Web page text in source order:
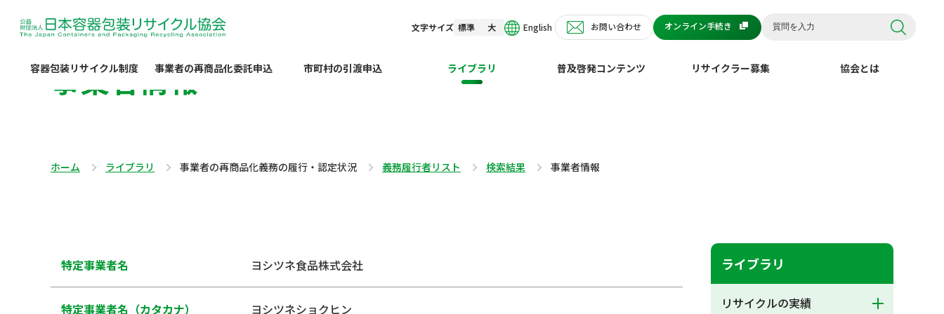
文字サイズ 標準 大 English お問い合わせ オンライン手続き
容器包装リサイクル制度 事業者の再商品化委託申込 市町村の引渡申込 ライブラリ 普及啓発コンテンツ リサイクラー募集 協会とは
事業者情報
ホーム ライブラリ 事業者の再商品化義務の履行・認定状況 義務履行者リスト 検索結果 事業者情報
特定事業者名 ヨシツネ食品株式会社
特定事業者名（カタカナ） ヨシツネショクヒン
ライブラリ
リサイクルの実績